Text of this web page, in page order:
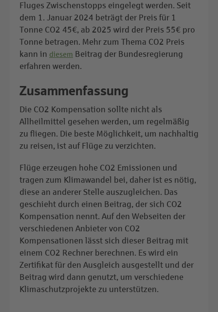
Fluges Zwischenstopps eingelegt werden. Seit
dem 1. Januar 2024 beträgt der Preis für 1
Tonne CO2 45€, ab 2025 wird der Preis 55€ pro
Tonne betragen. Mehr zum Thema CO2 Preis
kann in diesem Beitrag der Bundesregierung
erfahren werden.
Zusammenfassung
Die CO2 Kompensation sollte nicht als
Allheilmittel gesehen werden, um regelmäßig
zu fliegen. Die beste Möglichkeit, um nachhaltig
zu reisen, ist auf Flüge zu verzichten.
Flüge erzeugen hohe CO2 Emissionen und
tragen zum Klimawandel bei, daher ist es nötig,
diese an anderer Stelle auszugleichen. Das
geschieht durch einen Beitrag, der sich CO2
Kompensation nennt. Auf den Webseiten der
verschiedenen Anbieter von CO2
Kompensationen lässt sich dieser Beitrag mit
einem CO2 Rechner berechnen. Es wird ein
Zertifikat für den Ausgleich ausgestellt und der
Beitrag wird dann genutzt, um verschiedene
Klimaschutzprojekte zu unterstützen.